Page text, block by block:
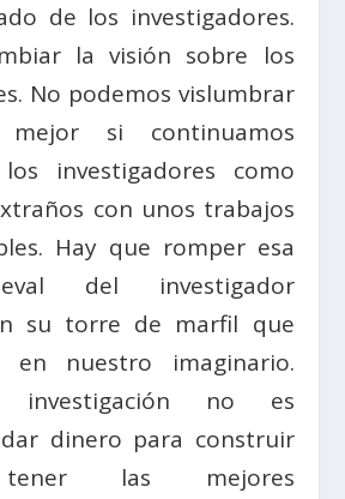
de los investigadores.
la visión sobre los
No podemos vislumbrar
si continuamos
investigadores como
con unos trabajos
Hay que romper esa
del investigador
su torre de marfil que
en nuestro imaginario.
investigación no es
dinero para construir
tener las mejores